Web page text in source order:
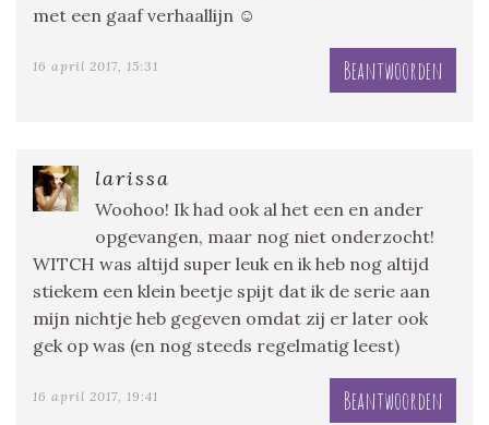
met een gaaf verhaallijn ☺
16 april 2017, 15:31 Beantwoorden
larissa
Woohoo! Ik had ook al het een en ander
opgevangen, maar nog niet onderzocht!
WITCH was altijd super leuk en ik heb nog altijd
stiekem een klein beetje spijt dat ik de serie aan
mijn nichtje heb gegeven omdat zij er later ook
gek op was (en nog steeds regelmatig leest)
16 april 2017, 19:41 Beantwoorden